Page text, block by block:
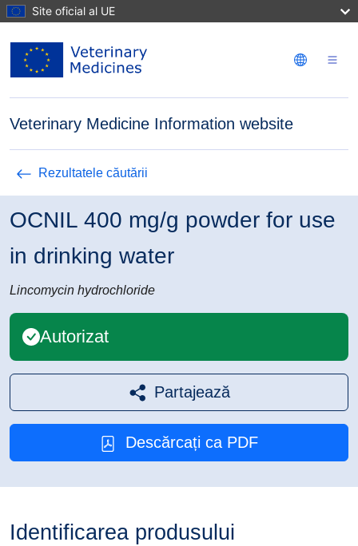
Mergi la conţinutul principal
Site oficial al UE
Veterinary Medicine Information website
Rezultatele căutării
OCNIL 400 mg/g powder for use
in drinking water
Autorizat
Lincomycin hydrochloride
Partajează
Descărcați ca PDF
Identificarea produsului